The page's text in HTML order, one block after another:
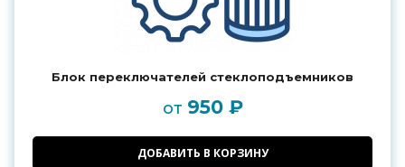
Блок переключателей стеклоподъемников
от 950 ₽
ДОБАВИТЬ В КОРЗИНУ